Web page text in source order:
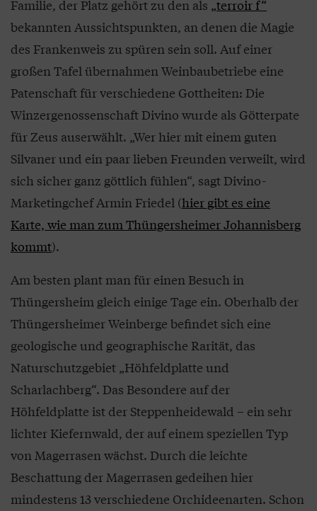
Familie, der Platz gehört zu den als „terroir f“
bekannten Aussichtspunkten, an denen die Magie
des Frankenweis zu spüren sein soll. Auf einer
großen Tafel übernahmen Weinbaubetriebe eine
Patenschaft für verschiedene Gottheiten: Die
Winzergenossenschaft Divino wurde als Götterpate
für Zeus auserwählt. „Wer hier mit einem guten
Silvaner und ein paar lieben Freunden verweilt, wird
sich sicher ganz göttlich fühlen“, sagt Divino-
Marketingchef Armin Friedel (hier gibt es eine
Karte, wie man zum Thüngersheimer Johannisberg
kommt).
Am besten plant man für einen Besuch in
Thüngersheim gleich einige Tage ein. Oberhalb der
Thüngersheimer Weinberge befindet sich eine
geologische und geographische Rarität, das
Naturschutzgebiet „Höhfeldplatte und
Scharlachberg“. Das Besondere auf der
Höhfeldplatte ist der Steppenheidewald – ein sehr
lichter Kiefernwald, der auf einem speziellen Typ
von Magerrasen wächst. Durch die leichte
Beschattung der Magerrasen gedeihen hier
mindestens 13 verschiedene Orchideenarten. Schon